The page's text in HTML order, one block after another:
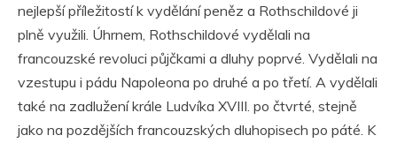
nejlepší příležitostí k vydělání peněz a Rothschildové ji
plně využili. Úhrnem, Rothschildové vydělali na
francouzské revoluci půjčkami a dluhy poprvé. Vydělali na
vzestupu i pádu Napoleona po druhé a po třetí. A vydělali
také na zadlužení krále Ludvíka XVIII. po čtvrté, stejně
jako na pozdějších francouzských dluhopisech po páté. K